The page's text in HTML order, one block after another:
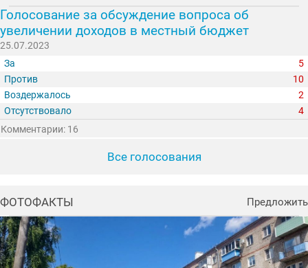
Голосование за обсуждение вопроса об
увеличении доходов в местный бюджет
25.07.2023
За
5
Против
10
Воздержалось
2
Отсутствовало
4
Комментарии: 16
Все голосования
ФОТОФАКТЫ Предложить